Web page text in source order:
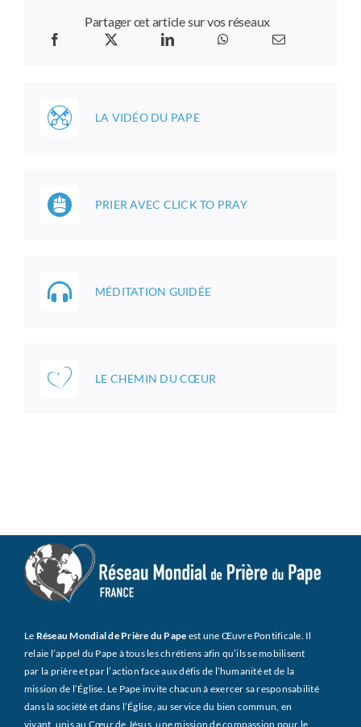
Partager cet article sur vos réseaux
LA VIDÉO DU PAPE
PRIER AVEC CLICK TO PRAY
MÉDITATION GUIDÉE
LE CHEMIN DU CŒUR
Le Réseau Mondial de Prière du Pape est une Œuvre Pontificale. Il
relaie l’appel du Pape à tous les chrétiens afin qu’ils se mobilisent
par la prière et par l’action face aux défis de l’humanité et de la
mission de l’Église. Le Pape invite chacun à exercer sa responsabilité
dans la société et dans l’Église, au service du bien commun, en
vivant, unis au Cœur de Jésus, une mission de compassion pour le